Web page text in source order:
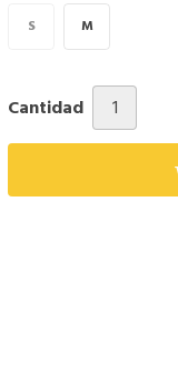
S M
Cantidad